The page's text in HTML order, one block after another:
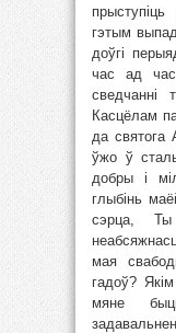
гэтым
доўгі
час ад
сведчанні
Касцёлам
да святога
ўжо ў
добры і
глыбінь
сэрца,
мая
гадоў?
мяне